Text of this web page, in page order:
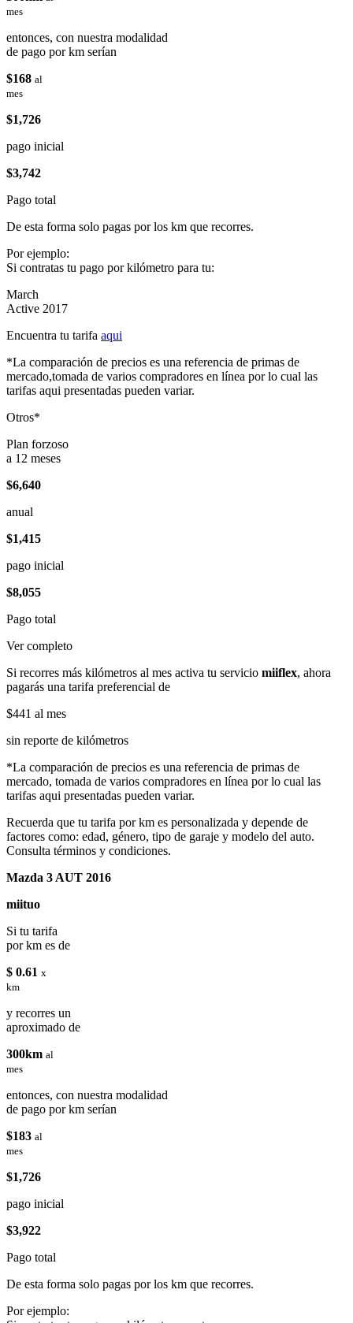
mes
entonces, con nuestra modalidad
de pago por km serían
$168 al
mes
$1,726
pago inicial
$3,742
Pago total
De esta forma solo pagas por los km que recorres.
Por ejemplo:
Si contratas tu pago por kilómetro para tu:
March
Active 2017
Encuentra tu tarifa aqui
*La comparación de precios es una referencia de primas de
mercado,tomada de varios compradores en línea por lo cual las
tarifas aqui presentadas pueden variar.
Otros*
Plan forzoso
a 12 meses
$6,640
anual
$1,415
pago inicial
$8,055
Pago total
Ver completo
Si recorres más kilómetros al mes activa tu servicio miiflex, ahora
pagarás una tarifa preferencial de
$441 al mes
sin reporte de kilómetros
*La comparación de precios es una referencia de primas de
mercado, tomada de varios compradores en línea por lo cual las
tarifas aqui presentadas pueden variar.
Recuerda que tu tarifa por km es personalizada y depende de
factores como: edad, género, tipo de garaje y modelo del auto.
Consulta términos y condiciones.
Mazda 3 AUT 2016
miituo
Si tu tarifa
por km es de
$ 0.61 x
km
y recorres un
aproximado de
300km al
mes
entonces, con nuestra modalidad
de pago por km serían
$183 al
mes
$1,726
pago inicial
$3,922
Pago total
De esta forma solo pagas por los km que recorres.
Por ejemplo: